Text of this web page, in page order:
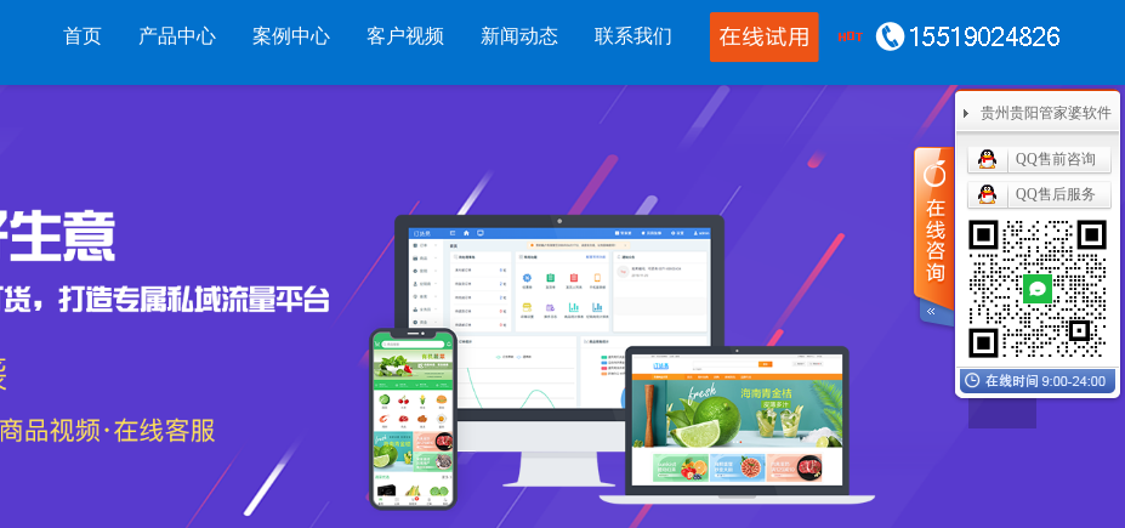
首页 产品中心
管家婆服装net
管家婆服装SII 管家婆母婴用品
管家婆全渠道
SAAS
管家婆云ERP
SAAS
管家婆订货易
管家婆易会员
有赞商城O2O
SAAS
物联通客户通
管家婆物联通手机
物联通WMS
手持开单PDA
物联通果易
美迪数据通
管家婆掌上工厂
管家婆协同CRM
腾讯企业微信
阿里钉钉
管家婆天通眼
任我行指掌天下
其他产品
管家婆开票通
美迪设备数采
管家婆二次开发
管家婆支付通
管家婆云平台
案例中心 客户视频 新闻动态 联系我们
贵州贵阳管家婆软件
QQ售前咨询
QQ售后服务